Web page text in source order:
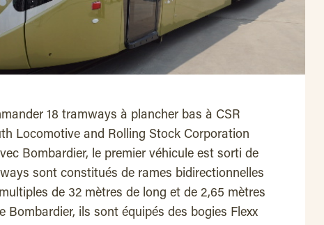
18 tramways à plancher bas à CSR
Locomotive and Rolling Stock Corporation
Bombardier, le premier véhicule est sorti de
sont constitués de rames bidirectionnelles
de 32 mètres de long et de 2,65 mètres
Bombardier, ils sont équipés des bogies Flexx